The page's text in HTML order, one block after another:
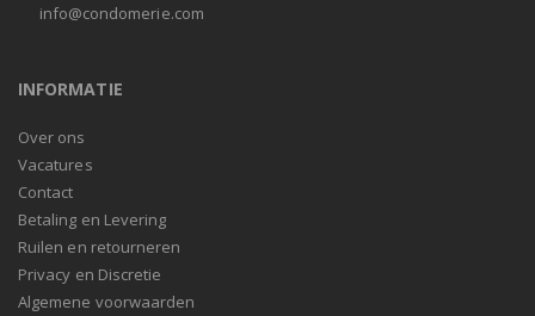
info@condomerie.com
INFORMATIE
Over ons
Vacatures
Contact
Betaling en Levering
Ruilen en retourneren
Privacy en Discretie
Algemene voorwaarden